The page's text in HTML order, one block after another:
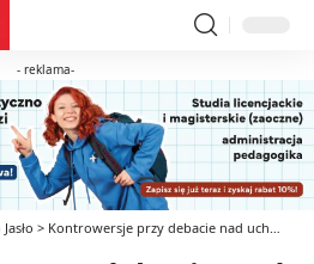
- reklama-
> Kontrowersje przy debacie nad uchwałą o 115-leciu Czarnych Jasło